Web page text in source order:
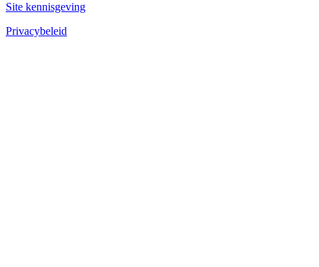
Site kennisgeving
Privacybeleid